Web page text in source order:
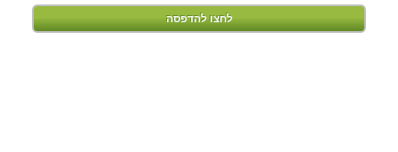
לחצו להדפסה